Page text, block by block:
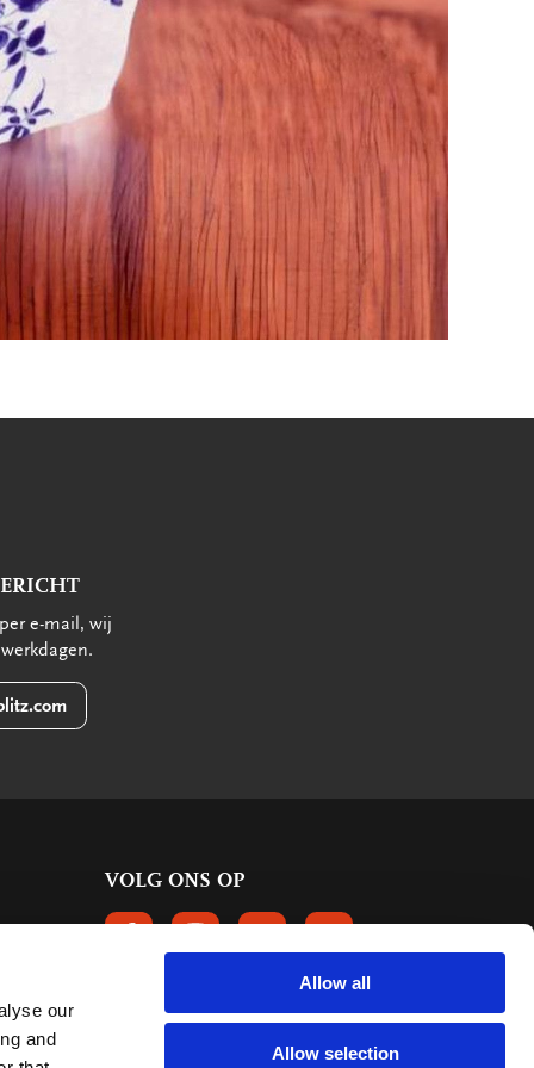
our
and
Allow all
Allow selection
e-mail, wij
VOLG ONS OP
VOLGS ONS OP FACEBOOK
VOLG ONS OP INSTAGRAM
VOLG ONS OP LINKEDIN
VOLG ONS OP
KLANTBEOORDELINGEN